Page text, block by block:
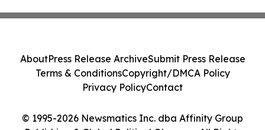
© 1995-2026 Newsmatics Inc. dba Affinity Group
AboutPress Release ArchiveSubmit Press Release
Terms & ConditionsCopyright/DMCA Policy
Privacy PolicyContact